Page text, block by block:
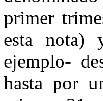
primer
esta nota)
ejemplo-
hasta por